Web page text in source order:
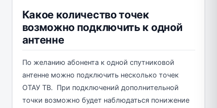
Какое количество точек
возможно подключить к одной
антенне
По желанию абонента к одной спутниковой
антенне можно подключить несколько точек
ОТАУ ТВ. При подключений дополнительной
точки возможно будет наблюдаться понижение